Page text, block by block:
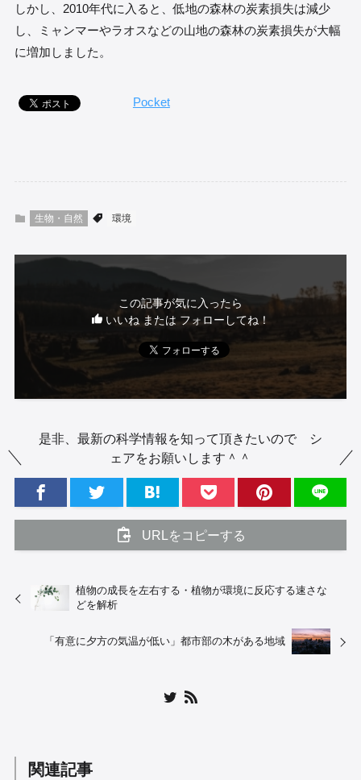
しかし、2010年代に入ると、低地の森林の炭素損失は減少
し、ミャンマーやラオスなどの山地の森林の炭素損失が大幅
に増加しました。
Pocket
生物・自然 環境
この記事が気に入ったら
いいね または フォローしてね！
是非、最新の科学情報を知って頂きたいので シ
ェアをお願いします＾＾
URLをコピーする
植物の成長を左右する・植物が環境に反応する速さな
どを解析
「有意に夕方の気温が低い」都市部の木がある地域
関連記事